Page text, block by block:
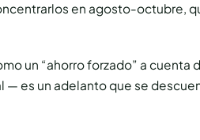
en agosto-octubre,
un “ahorro forzado” a cuenta
es un adelanto que se